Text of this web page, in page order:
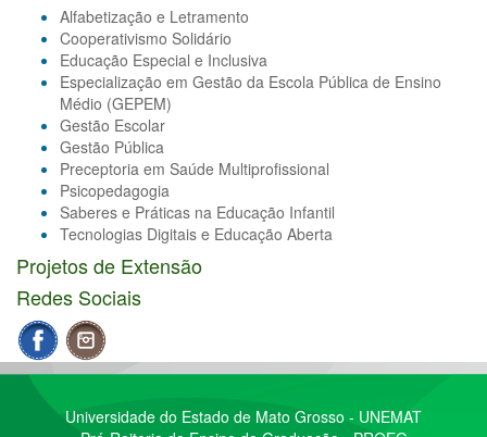
Alfabetização e Letramento
Cooperativismo Solidário
Educação Especial e Inclusiva
Especialização em Gestão da Escola Pública de Ensino
Médio (GEPEM)
Gestão Escolar
Gestão Pública
Preceptoria em Saúde Multiprofissional
Psicopedagogia
Saberes e Práticas na Educação Infantil
Tecnologias Digitais e Educação Aberta
Projetos de Extensão
Redes Sociais
Universidade do Estado de Mato Grosso - UNEMAT